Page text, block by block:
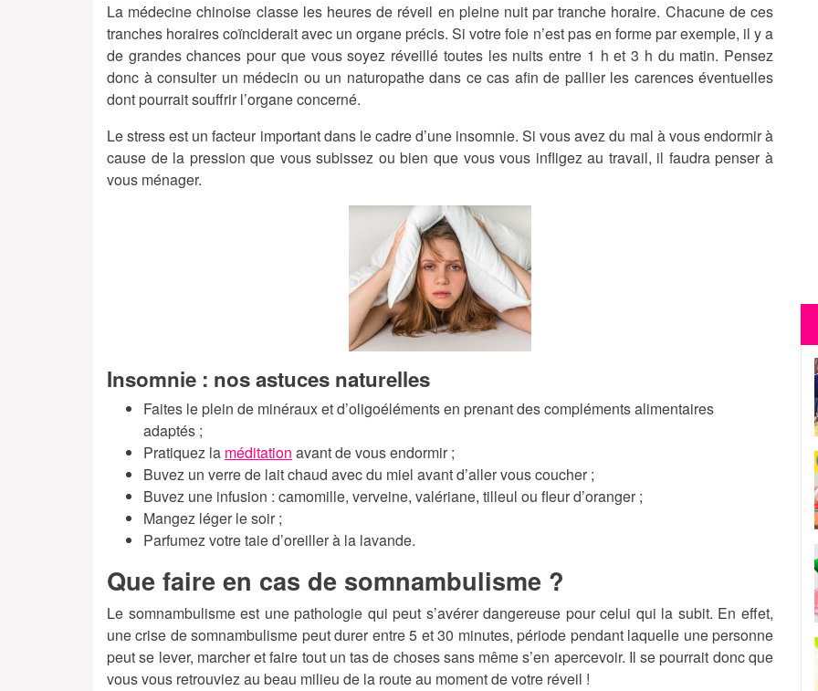
La médecine chinoise classe les heures de réveil en pleine nuit par tranche horaire. Chacune de ces
tranches horaires coïnciderait avec un organe précis. Si votre foie n’est pas en forme par exemple, il y a
de grandes chances pour que vous soyez réveillé toutes les nuits entre 1 h et 3 h du matin. Pensez
donc à consulter un médecin ou un naturopathe dans ce cas afin de pallier les carences éventuelles
dont pourrait souffrir l’organe concerné.
Le stress est un facteur important dans le cadre d’une insomnie. Si vous avez du mal à vous endormir à
cause de la pression que vous subissez ou bien que vous vous infligez au travail, il faudra penser à
vous ménager.
Insomnie : nos astuces naturelles
Faites le plein de minéraux et d’oligoéléments en prenant des compléments alimentaires
adaptés ;
Pratiquez la méditation avant de vous endormir ;
Buvez un verre de lait chaud avec du miel avant d’aller vous coucher ;
Buvez une infusion : camomille, verveine, valériane, tilleul ou fleur d’oranger ;
Mangez léger le soir ;
Parfumez votre taie d’oreiller à la lavande.
Que faire en cas de somnambulisme ?
Le somnambulisme est une pathologie qui peut s’avérer dangereuse pour celui qui la subit. En effet,
une crise de somnambulisme peut durer entre 5 et 30 minutes, période pendant laquelle une personne
peut se lever, marcher et faire tout un tas de choses sans même s’en apercevoir. Il se pourrait donc que
vous vous retrouviez au beau milieu de la route au moment de votre réveil !